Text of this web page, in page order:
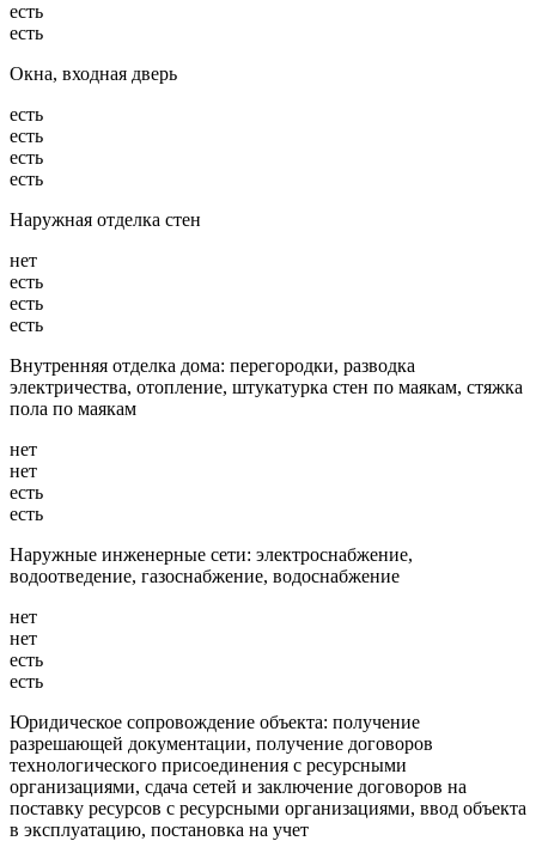
есть
есть
Окна, входная дверь
есть
есть
есть
есть
Наружная отделка стен
нет
есть
есть
есть
Внутренняя отделка дома: перегородки, разводка
электричества, отопление, штукатурка стен по маякам, стяжка
пола по маякам
нет
нет
есть
есть
Наружные инженерные сети: электроснабжение,
водоотведение, газоснабжение, водоснабжение
нет
нет
есть
есть
Юридическое сопровождение объекта: получение
разрешающей документации, получение договоров
технологического присоединения с ресурсными
организациями, сдача сетей и заключение договоров на
поставку ресурсов с ресурсными организациями, ввод объекта
в эксплуатацию, постановка на учет